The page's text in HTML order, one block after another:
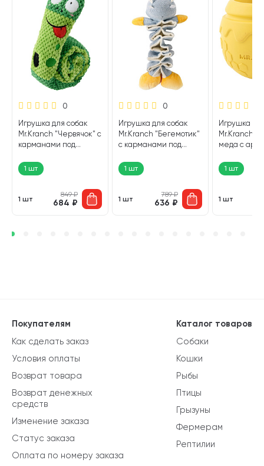
0
Игрушка для собак
Mr.Kranch "Червячок" с
карманами под
х 3 х 8,5 см (1 шт)
1 шт
1 шт
849₽
684 ₽
0
Игрушка для собак
Mr.Kranch "Бегемотик"
с карманами под
(1 шт)
1 шт
1 шт
789₽
636 ₽
Игрушка
Mr.Kranch
меда с
(1 шт)
1 шт
1 шт
Каталог товаров
Собаки
Кошки
Рыбы
Птицы
Грызуны
Фермерам
Рептилии
Покупателям
Как сделать заказ
Условия оплаты
Возврат товара
Возврат денежных
средств
Изменение заказа
Статус заказа
Оплата по номеру заказа